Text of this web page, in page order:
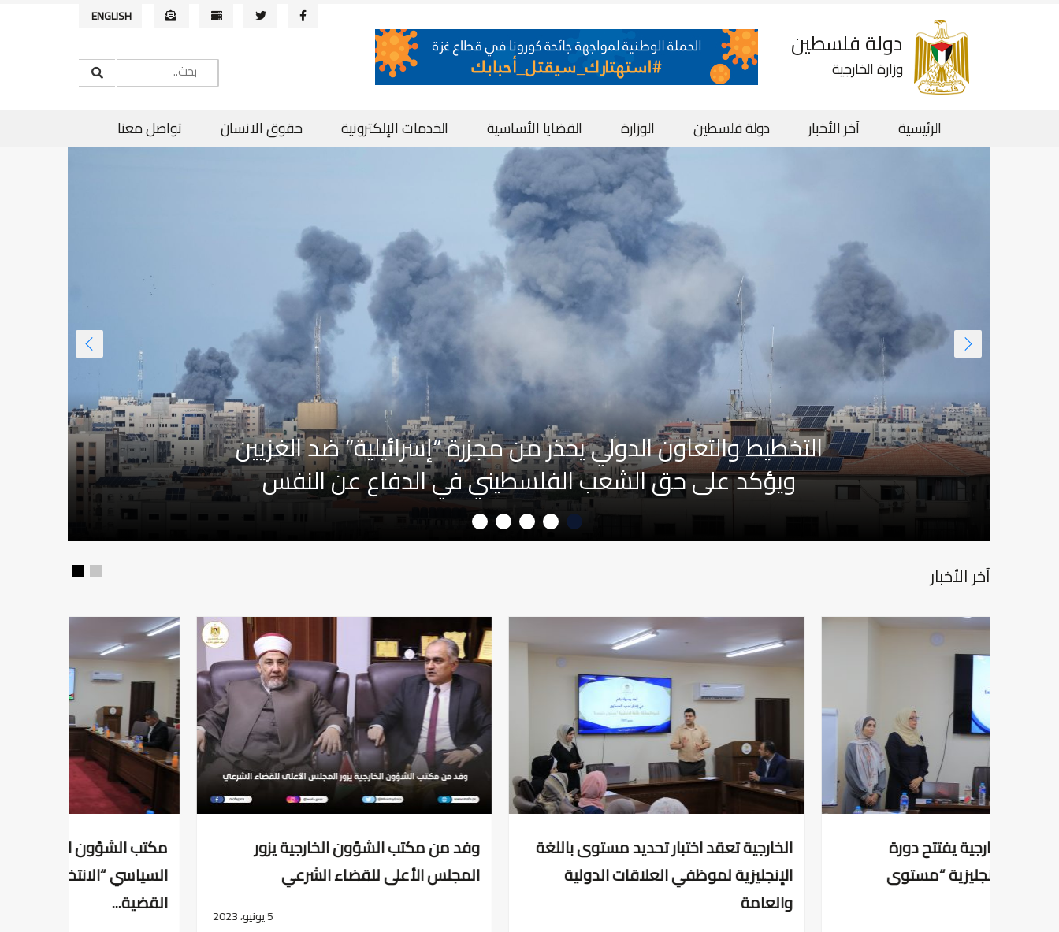
دولة فلسطين
وزارة الخارجية
ENGLISH
الرئيسية آخر الأخبار دولة فلسطين الوزارة القضايا الأساسية الخدمات الإلكترونية حقوق الانسان تواصل معنا
التخطيط والتعاون الدولي يحذر من مجزرة “إسرائيلية” ضد الغزيين
ويؤكد على حق الشعب الفلسطيني في الدفاع عن النفس
آخر الأخبار
الخارجية تعقد اختبار تحديد مستوى باللغة
الإنجليزية لموظفي العلاقات الدولية
وفد من مكتب الشؤون الخارجية يزور
المجلس الأعلى للقضاء الشرعي
مكتب الشؤون الخارجية يعقد الصالون
السياسي “الانتخابات التركية وتداعياتها على